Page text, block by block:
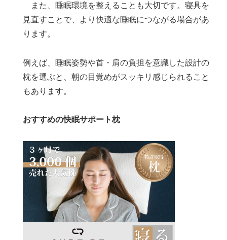
また、睡眠環境を整えることも大切です。寝具を
見直すことで、より快適な睡眠につながる場合があ
ります。
例えば、睡眠姿勢や首・肩の負担を意識した設計の
枕を選ぶと、朝の目覚めがスッキリ感じられること
もあります。
おすすめの快眠サポート枕